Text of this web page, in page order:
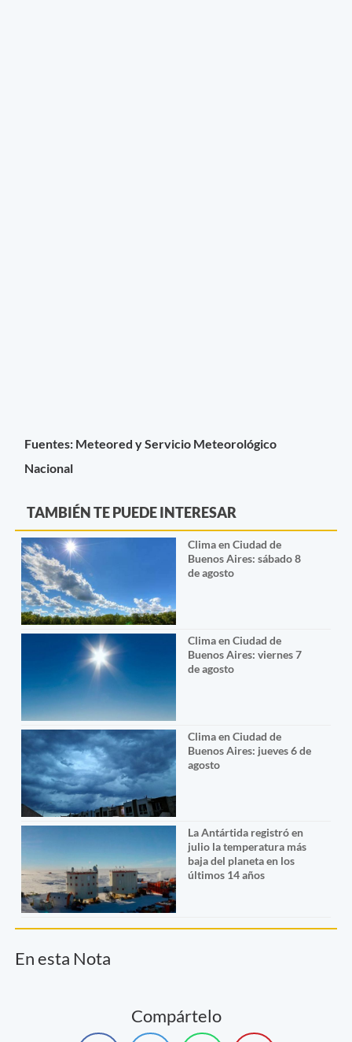
Fuentes: Meteored y Servicio Meteorológico
Nacional
TAMBIÉN TE PUEDE INTERESAR
Clima en Ciudad de
Buenos Aires: sábado 8
de agosto
Clima en Ciudad de
Buenos Aires: viernes 7
de agosto
Clima en Ciudad de
Buenos Aires: jueves 6 de
agosto
La Antártida registró en
julio la temperatura más
baja del planeta en los
últimos 14 años
En esta Nota
Compártelo